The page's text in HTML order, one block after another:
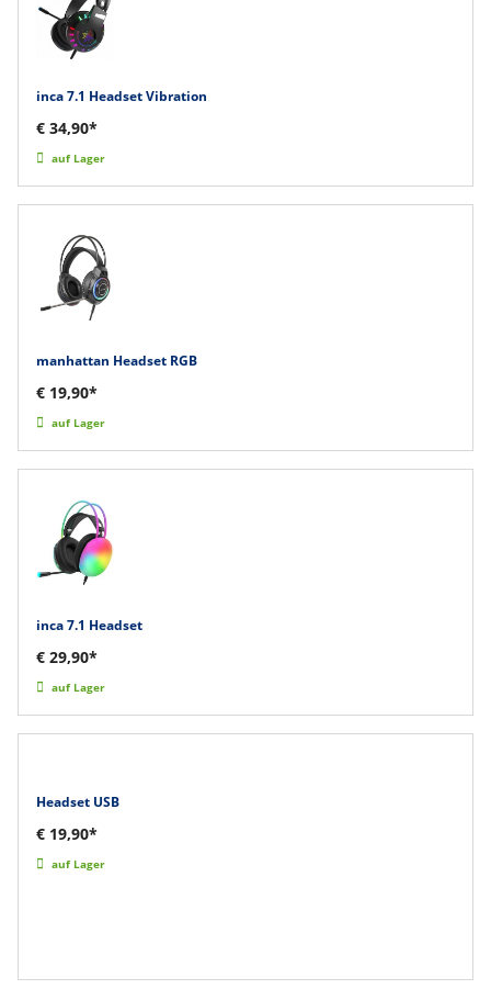
inca 7.1 Headset Vibration
€ 34,90*
auf Lager
manhattan Headset RGB
€ 19,90*
auf Lager
inca 7.1 Headset
€ 29,90*
auf Lager
Headset USB
€ 19,90*
auf Lager